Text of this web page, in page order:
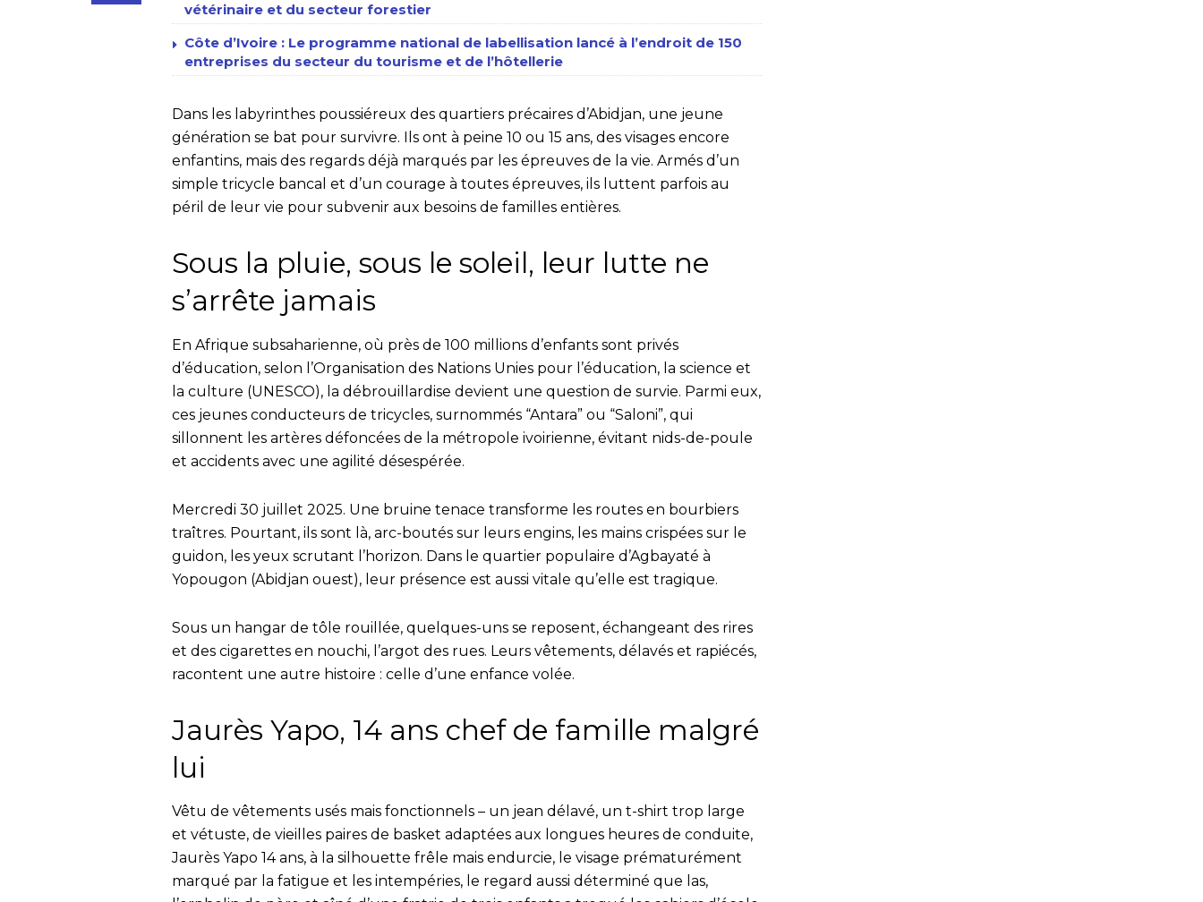
vétérinaire et du secteur forestier
Côte d’Ivoire : Le programme national de labellisation lancé à l’endroit de 150
entreprises du secteur du tourisme et de l’hôtellerie
Dans les labyrinthes poussiéreux des quartiers précaires d’Abidjan, une jeune
génération se bat pour survivre. Ils ont à peine 10 ou 15 ans, des visages encore
enfantins, mais des regards déjà marqués par les épreuves de la vie. Armés d’un
simple tricycle bancal et d’un courage à toutes épreuves, ils luttent parfois au
péril de leur vie pour subvenir aux besoins de familles entières.
Sous la pluie, sous le soleil, leur lutte ne
s’arrête jamais
En Afrique subsaharienne, où près de 100 millions d’enfants sont privés
d’éducation, selon l’Organisation des Nations Unies pour l’éducation, la science et
la culture (UNESCO), la débrouillardise devient une question de survie. Parmi eux,
ces jeunes conducteurs de tricycles, surnommés “Antara” ou “Saloni”, qui
sillonnent les artères défoncées de la métropole ivoirienne, évitant nids-de-poule
et accidents avec une agilité désespérée.
Mercredi 30 juillet 2025. Une bruine tenace transforme les routes en bourbiers
traîtres. Pourtant, ils sont là, arc-boutés sur leurs engins, les mains crispées sur le
guidon, les yeux scrutant l’horizon. Dans le quartier populaire d’Agbayaté à
Yopougon (Abidjan ouest), leur présence est aussi vitale qu’elle est tragique.
Sous un hangar de tôle rouillée, quelques-uns se reposent, échangeant des rires
et des cigarettes en nouchi, l’argot des rues. Leurs vêtements, délavés et rapiécés,
racontent une autre histoire : celle d’une enfance volée.
Jaurès Yapo, 14 ans chef de famille malgré
lui
Vêtu de vêtements usés mais fonctionnels – un jean délavé, un t-shirt trop large
et vétuste, de vieilles paires de basket adaptées aux longues heures de conduite,
Jaurès Yapo 14 ans, à la silhouette frêle mais endurcie, le visage prématurément
marqué par la fatigue et les intempéries, le regard aussi déterminé que las,